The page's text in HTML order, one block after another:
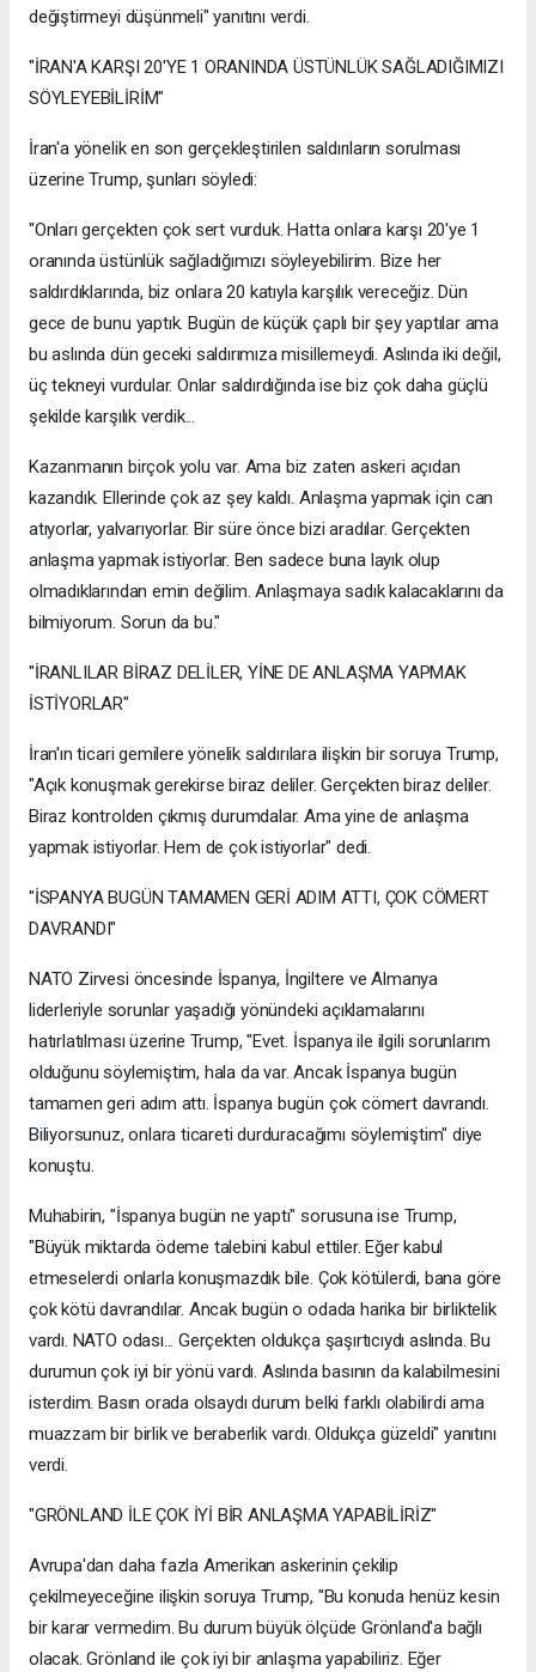
değiştirmeyi düşünmeli" yanıtını verdi.
"İRAN'A KARŞI 20'YE 1 ORANINDA ÜSTÜNLÜK SAĞLADIĞIMIZI
SÖYLEYEBİLİRİM"
İran'a yönelik en son gerçekleştirilen saldırıların sorulması
üzerine Trump, şunları söyledi:
"Onları gerçekten çok sert vurduk. Hatta onlara karşı 20'ye 1
oranında üstünlük sağladığımızı söyleyebilirim. Bize her
saldırdıklarında, biz onlara 20 katıyla karşılık vereceğiz. Dün
gece de bunu yaptık. Bugün de küçük çaplı bir şey yaptılar ama
bu aslında dün geceki saldırımıza misillemeydi. Aslında iki değil,
üç tekneyi vurdular. Onlar saldırdığında ise biz çok daha güçlü
şekilde karşılık verdik...
Kazanmanın birçok yolu var. Ama biz zaten askeri açıdan
kazandık. Ellerinde çok az şey kaldı. Anlaşma yapmak için can
atıyorlar, yalvarıyorlar. Bir süre önce bizi aradılar. Gerçekten
anlaşma yapmak istiyorlar. Ben sadece buna layık olup
olmadıklarından emin değilim. Anlaşmaya sadık kalacaklarını da
bilmiyorum. Sorun da bu."
"İRANLILAR BİRAZ DELİLER, YİNE DE ANLAŞMA YAPMAK
İSTİYORLAR"
İran'ın ticari gemilere yönelik saldırılara ilişkin bir soruya Trump,
"Açık konuşmak gerekirse biraz deliler. Gerçekten biraz deliler.
Biraz kontrolden çıkmış durumdalar. Ama yine de anlaşma
yapmak istiyorlar. Hem de çok istiyorlar" dedi.
"İSPANYA BUGÜN TAMAMEN GERİ ADIM ATTI, ÇOK CÖMERT
DAVRANDI"
NATO Zirvesi öncesinde İspanya, İngiltere ve Almanya
liderleriyle sorunlar yaşadığı yönündeki açıklamalarını
hatırlatılması üzerine Trump, "Evet. İspanya ile ilgili sorunlarım
olduğunu söylemiştim, hala da var. Ancak İspanya bugün
tamamen geri adım attı. İspanya bugün çok cömert davrandı.
Biliyorsunuz, onlara ticareti durduracağımı söylemiştim" diye
konuştu.
Muhabirin, "İspanya bugün ne yaptı" sorusuna ise Trump,
"Büyük miktarda ödeme talebini kabul ettiler. Eğer kabul
etmeselerdi onlarla konuşmazdık bile. Çok kötülerdi, bana göre
çok kötü davrandılar. Ancak bugün o odada harika bir birliktelik
vardı. NATO odası... Gerçekten oldukça şaşırtıcıydı aslında. Bu
durumun çok iyi bir yönü vardı. Aslında basının da kalabilmesini
isterdim. Basın orada olsaydı durum belki farklı olabilirdi ama
muazzam bir birlik ve beraberlik vardı. Oldukça güzeldi" yanıtını
verdi.
"GRÖNLAND İLE ÇOK İYİ BİR ANLAŞMA YAPABİLİRİZ"
Avrupa'dan daha fazla Amerikan askerinin çekilip
çekilmeyeceğine ilişkin soruya Trump, "Bu konuda henüz kesin
bir karar vermedim. Bu durum büyük ölçüde Grönland'a bağlı
olacak. Grönland ile çok iyi bir anlaşma yapabiliriz. Eğer